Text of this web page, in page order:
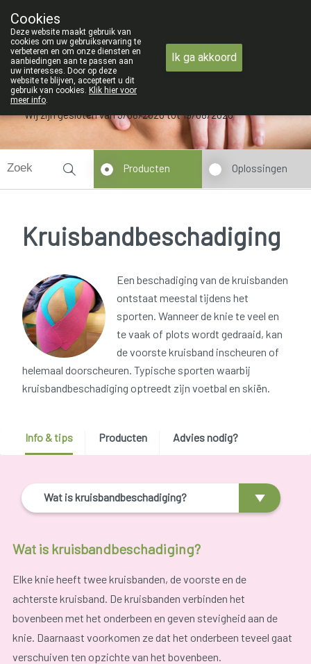
09 228 32 36
Wij zijn gesloten van 3/08/2026 tot 19/08/2026
Producten Oplossingen
Kruisbandbeschadiging
Een beschadiging van de kruisbanden
ontstaat meestal tijdens het
sporten. Wanneer de knie te veel en
te vaak of plots wordt gedraaid, kan
de voorste kruisband inscheuren of
helemaal doorscheuren. Typische sporten waarbij
kruisbandbeschadiging optreedt zijn voetbal en skiën.
Info & tips Producten Advies nodig?
Wat is kruisbandbeschadiging?
Wat is kruisbandbeschadiging?
Elke knie heeft twee kruisbanden, de voorste en de
achterste kruisband. De kruisbanden verbinden het
bovenbeen met het onderbeen en geven stevigheid aan de
knie. Daarnaast voorkomen ze dat het onderbeen teveel gaat
verschuiven ten opzichte van het bovenbeen.
Cookies
Deze website maakt gebruik van
cookies om uw gebruikservaring te
verbeteren en om onze diensten en
aanbiedingen aan te passen aan
uw interesses. Door op deze
website te blijven, accepteert u dit
gebruik van cookies. Klik hier voor
meer info.
Ik ga akkoord